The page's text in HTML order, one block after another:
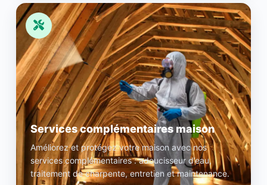
Services complémentaires maison
Améliorez et protégez votre maison avec nos
services complémentaires : adoucisseur d’eau,
traitement de charpente, entretien et maintenance.